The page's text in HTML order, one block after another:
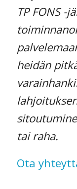
TP FONS -
heidän
tai raha.
Ota